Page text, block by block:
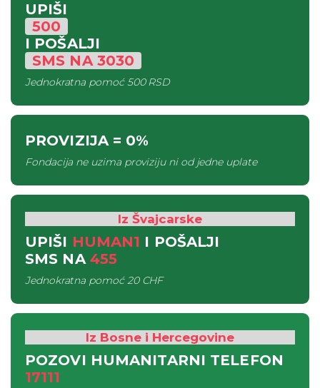
UPIŠI
500
I POŠALJI
SMS NA3030
Jednokratna pomoć500 RSD
PROVIZIJA= 0%
Fondacija ne uzima proviziju ni od jedne uplate
Iz Švajcarske
UPIŠI HUMAN1 I POŠALJI
SMS NA 455
Jednokratna pomoć20 CHF
Iz Bosne i Hercegovine
POZOVI HUMANITARNI TELEFON
17111